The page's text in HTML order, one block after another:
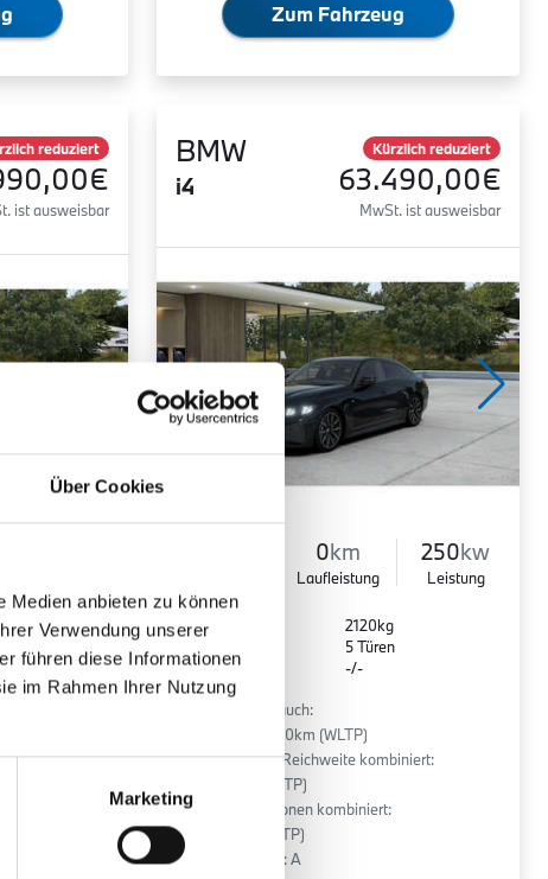
Über Cookies
Medien anbieten zu können
Verwendung unserer
führen diese Informationen
im Rahmen Ihrer Nutzung
Marketing
Zum Fahrzeug
reduziert
ist ausweisbar
BMW
i4
Kürzlich reduziert
63.490,00€
MwSt. ist ausweisbar
0km
Laufleistung
250kw
Leistung
Euro 6
1 Gänge
2120kg
5 Türen
-/-
Stromverbrauch:
15.5 kWh/100km (WLTP)
Elektrische Reichweite kombiniert:
592 km (WLTP)
-Emissionen kombiniert:
0 g/km (WLTP)
-Klasse: A